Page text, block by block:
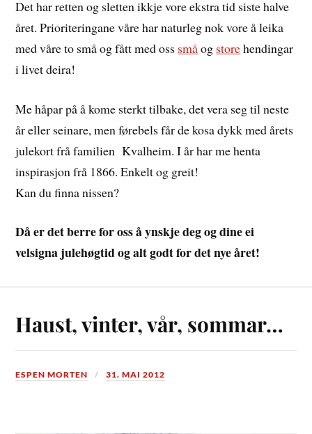
Det har retten og sletten ikkje vore ekstra tid siste halve
året. Prioriteringane våre har naturleg nok vore å leika
med våre to små og fått med oss småog storehendingar
i livet deira!
Me håpar på å kome sterkt tilbake, det vera seg til neste
år eller seinare, men førebels får de kosa dykk med årets
julekort frå familien Kvalheim. I år har me henta
inspirasjon frå 1866. Enkelt og greit!
Kan du finna nissen?
Då er det berre for oss å ynskje deg og dine ei
velsigna julehøgtid og alt godt for det nye året!
Haust, vinter, vår, sommar…
ESPEN MORTEN 31. MAI 2012